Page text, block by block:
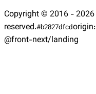
Copyright © 2016 -2026
reserved.#b2827dfcdorigin:
@front-next/landing